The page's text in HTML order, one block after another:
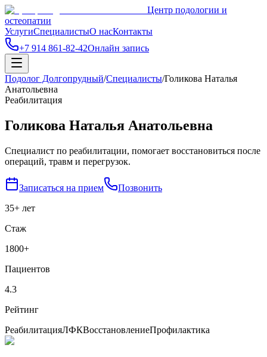
Центр подологии и
остеопатии
УслугиСпециалистыО насКонтакты
+7 914 861-82-42Онлайн запись
Подолог Долгопрудный/Специалисты/Голикова Наталья
Анатольевна
Реабилитация
Голикова Наталья Анатольевна
Специалист по реабилитации, помогает восстановиться после
операций, травм и перегрузок.
Записаться на прием
Позвонить
35+ лет
Стаж
1800+
Пациентов
4.3
Рейтинг
РеабилитацияЛФКВосстановлениеПрофилактика